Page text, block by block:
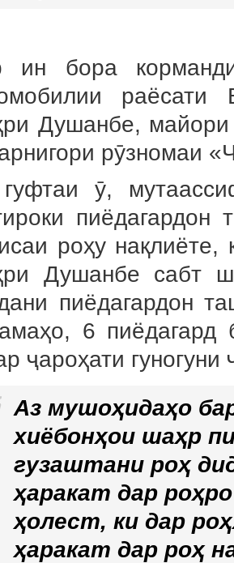
ин бора
раёсати
Душанбе,
рӯзномаи
ӯ,
роҳу
Душанбе сабт
пиёдагардон
6
ҷароҳати
Аз мушоҳидаҳо
хиёбонҳои шаҳр
гузаштани роҳ
ҳаракат дар
ҳолест, ки дар
ҳаракат дар роҳ